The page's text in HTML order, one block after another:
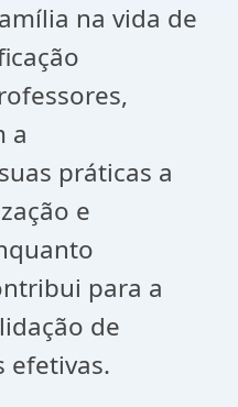
na vida de
a
práticas a
e
para a
de
efetivas.